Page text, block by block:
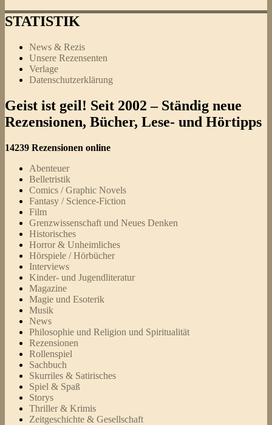
STATISTIK
News & Rezis
Unsere Rezensenten
Verlage
Datenschutzerklärung
Geist ist geil! Seit 2002 – Ständig neue
Rezensionen, Bücher, Lese- und Hörtipps
14239 Rezensionen online
Abenteuer
Belletristik
Comics / Graphic Novels
Fantasy / Science-Fiction
Film
Grenzwissenschaft und Neues Denken
Historisches
Horror & Unheimliches
Hörspiele / Hörbücher
Interviews
Kinder- und Jugendliteratur
Magazine
Magie und Esoterik
Musik
News
Philosophie und Religion und Spiritualität
Rezensionen
Rollenspiel
Sachbuch
Skurriles & Satirisches
Spiel & Spaß
Storys
Thriller & Krimis
Zeitgeschichte & Gesellschaft